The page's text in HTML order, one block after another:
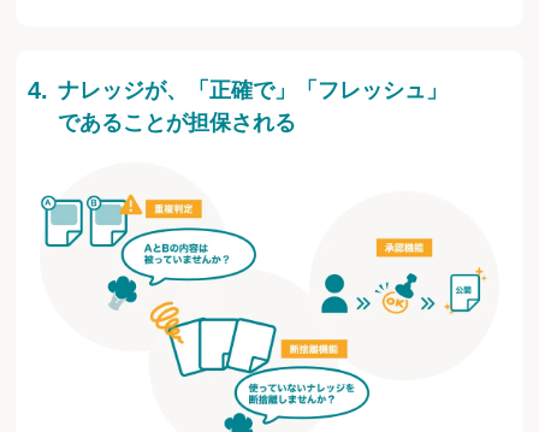
ナレッジが、「正確で」「フレッシュ」
であることが担保される